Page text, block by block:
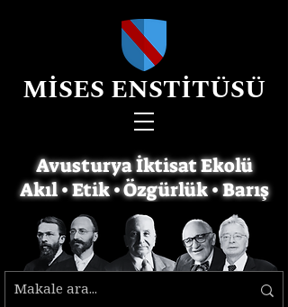
MİSES ENSTİTÜSÜ
Avusturya İktisat Ekolü
Akıl • Etik • Özgürlük • Barış